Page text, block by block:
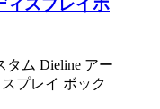
ィスプレイボ